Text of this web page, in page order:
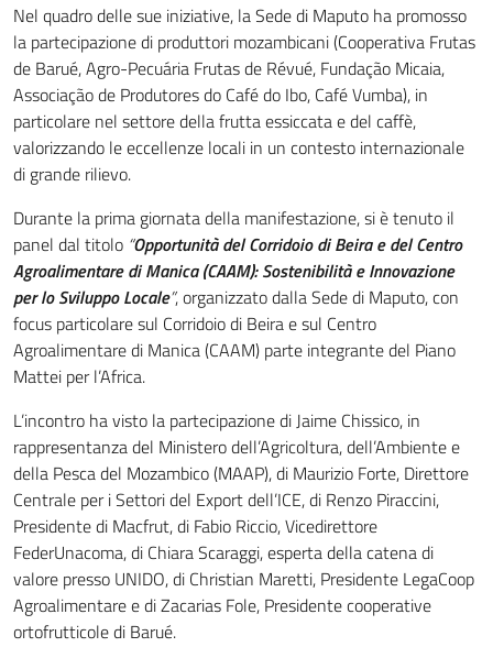
Nel quadro delle sue iniziative, la Sede di Maputo ha promosso
la partecipazione di produttori mozambicani (Cooperativa Frutas
de Barué, Agro-Pecuária Frutas de Révué, Fundação Micaia,
Associação de Produtores do Café do Ibo, Café Vumba), in
particolare nel settore della frutta essiccata e del caffè,
valorizzando le eccellenze locali in un contesto internazionale
di grande rilievo.
Durante la prima giornata della manifestazione, si è tenuto il
panel dal titolo “Opportunità del Corridoio di Beira e del Centro
Agroalimentare di Manica (CAAM): Sostenibilità e Innovazione
per lo Sviluppo Locale”, organizzato dalla Sede di Maputo, con
focus particolare sul Corridoio di Beira e sul Centro
Agroalimentare di Manica (CAAM) parte integrante del Piano
Mattei per l’Africa.
L’incontro ha visto la partecipazione di Jaime Chissico, in
rappresentanza del Ministero dell’Agricoltura, dell’Ambiente e
della Pesca del Mozambico (MAAP), di Maurizio Forte, Direttore
Centrale per i Settori del Export dell’ICE, di Renzo Piraccini,
Presidente di Macfrut, di Fabio Riccio, Vicedirettore
FederUnacoma, di Chiara Scaraggi, esperta della catena di
valore presso UNIDO, di Christian Maretti, Presidente LegaCoop
Agroalimentare e di Zacarias Fole, Presidente cooperative
ortofrutticole di Barué.